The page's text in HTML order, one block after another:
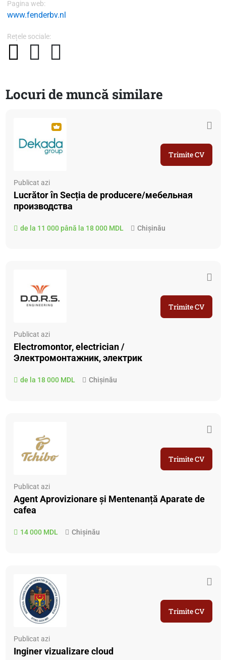
Pagina web:
www.fenderbv.nl
Rețele sociale:
Locuri de muncă similare
Publicat azi
Lucrător în Secția de producere/мебельная
производства
de la 11 000 până la 18 000 MDL Chișinău
Trimite CV
Publicat azi
Electromontor, electrician /
Электромонтажник, электрик
de la 18 000 MDL Chișinău
Trimite CV
Publicat azi
Agent Aprovizionare și Mentenanță Aparate de
cafea
14 000 MDL Chișinău
Trimite CV
Publicat azi
Inginer vizualizare cloud
Trimite CV